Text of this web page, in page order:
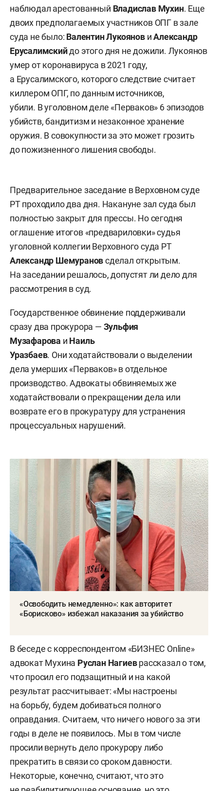
наблюдал арестованный Владислав Мухин. Еще
двоих предполагаемых участников ОПГ в зале
суда не было: Валентин Лукоянов иАлександр
Ерусалимскийдо этого дня не дожили. Лукоянов
умер от коронавируса в 2021 году,
а Ерусалимского, которого следствие считает
киллером ОПГ, по данным источников,
убили. В уголовном деле «Перваков» 6 эпизодов
убийств, бандитизм и незаконное хранение
оружия. В совокупности за это может грозить
до пожизненного лишения свободы.
Предварительное заседание в Верховном суде
РТ проходило два дня. Накануне зал суда был
полностью закрыт для прессы. Но сегодня
оглашение итогов «предвариловки» судья
уголовной коллегии Верховного суда РТ
Александр Шемурановсделал открытым.
На заседании решалось, допустят ли дело для
рассмотрения в суд.
Государственное обвинение поддерживали
сразу два прокурора — Зульфия
Музафарова и Наиль
Уразбаев. Они ходатайствовали о выделении
дела умерших «Перваков» в отдельное
производство. Адвокаты обвиняемых же
ходатайствовали о прекращении дела или
возврате его в прокуратуру для устранения
процессуальных нарушений.
«Освободить немедленно»: как авторитет
«Борисково» избежал наказания за убийство
В беседе с корреспондентом «БИЗНЕС Online»
адвокат Мухина Руслан Нагиеврассказал о том,
что просил его подзащитный и на какой
результат рассчитывает: «Мы настроены
на борьбу, будем добиваться полного
оправдания. Считаем, что ничего нового за эти
годы в деле не появилось. Мы в том числе
просили вернуть дело прокурору либо
прекратить в связи со сроком давности.
Некоторые, конечно, считают, что это